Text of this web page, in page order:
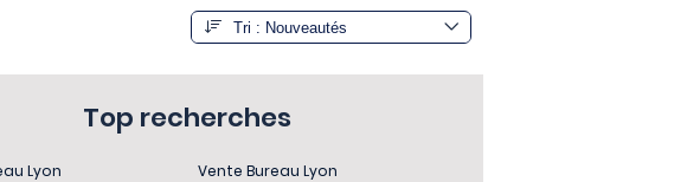
Top recherches
Lyon
Vente Bureau Lyon